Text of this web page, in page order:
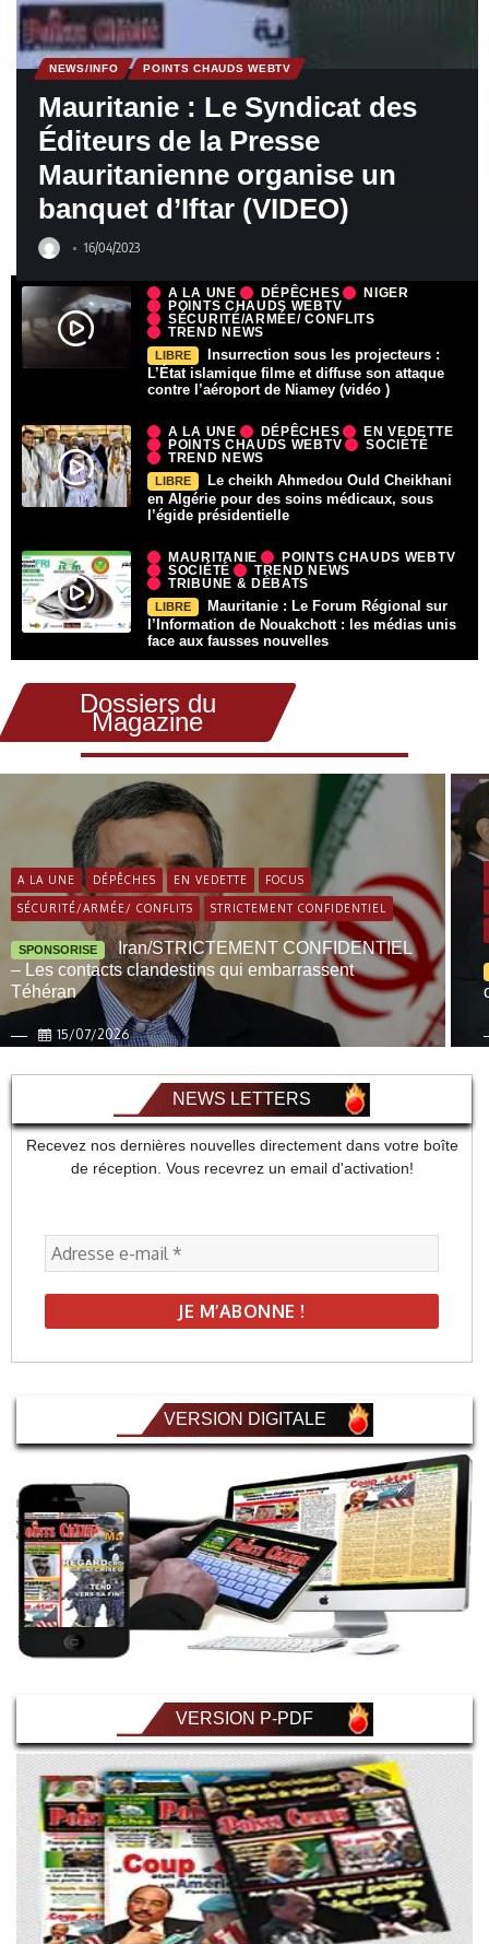
NEWS/INFO POINTS CHAUDS WEBTV
Mauritanie : Le Syndicat des
Éditeurs de la Presse
Mauritanienne organise un
banquet d’Iftar (VIDEO)
16/04/2023
A LA UNE DÉPÊCHES
NIGER
POINTS CHAUDS WEBTV
SÉCURITÉ/ARMÉE/ CONFLITS
TREND NEWS
LIBRE
Insurrection sous les projecteurs :
L’État islamique filme et diffuse son attaque
contre l’aéroport de Niamey (vidéo )
A LA UNE DÉPÊCHES
EN VEDETTE
POINTS CHAUDS WEBTV
SOCIÉTÉ
TREND NEWS
LIBRE
Le cheikh Ahmedou Ould Cheikhani
en Algérie pour des soins médicaux, sous
l’égide présidentielle
MAURITANIE
POINTS CHAUDS WEBTV
SOCIÉTÉ
TREND NEWS
TRIBUNE & DÉBATS
LIBRE
Mauritanie : Le Forum Régional sur
l’Information de Nouakchott : les médias unis
face aux fausses nouvelles
Dossiers du
Magazine
A LA UNE DÉPÊCHES EN VEDETTE FOCUS
SÉCURITÉ/ARMÉE/ CONFLITS STRICTEMENT CONFIDENTIEL
SPONSORISE
Iran/STRICTEMENT CONFIDENTIEL
– Les contacts clandestins qui embarrassent
Téhéran
15/07/2026
NEWS LETTERS
Recevez nos dernières nouvelles directement dans votre boîte
de réception. Vous recevrez un email d'activation!
VERSION DIGITALE
VERSION P-PDF